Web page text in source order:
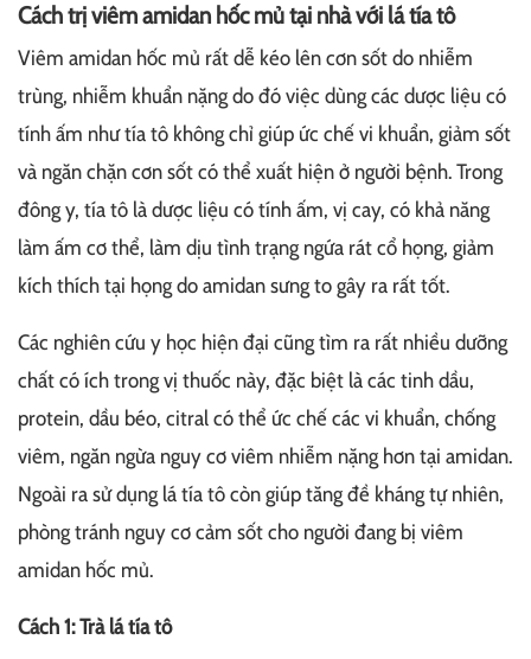
Cách trị viêm amidan hốc mủ tại nhà với lá tía tô
Viêm amidan hốc mủ rất dễ kéo lên cơn sốt do nhiễm
trùng, nhiễm khuẩn nặng do đó việc dùng các dược liệu có
tính ấm như tía tô không chỉ giúp ức chế vi khuẩn, giảm sốt
và ngăn chặn cơn sốt có thể xuất hiện ở người bệnh. Trong
đông y, tía tô là dược liệu có tính ấm, vị cay, có khả năng
làm ấm cơ thể, làm dịu tình trạng ngứa rát cổ họng, giảm
kích thích tại họng do amidan sưng to gây ra rất tốt.
Các nghiên cứu y học hiện đại cũng tìm ra rất nhiều dưỡng
chất có ích trong vị thuốc này, đặc biệt là các tinh dầu,
protein, dầu béo, citral có thể ức chế các vi khuẩn, chống
viêm, ngăn ngừa nguy cơ viêm nhiễm nặng hơn tại amidan.
Ngoài ra sử dụng lá tía tô còn giúp tăng đề kháng tự nhiên,
phòng tránh nguy cơ cảm sốt cho người đang bị viêm
amidan hốc mủ.
Cách 1: Trà lá tía tô